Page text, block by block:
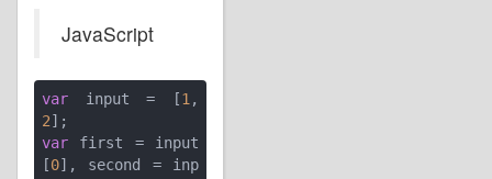
JavaScript
var input = [1
2
var first = input
[0], second = inp